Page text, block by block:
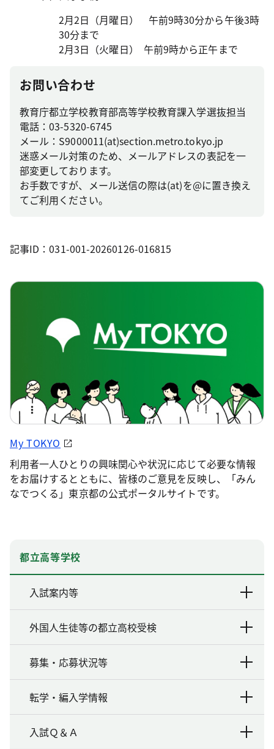
2月2日（月曜日） 午前9時30分から午後3時
30分まで
2月3日（火曜日） 午前9時から正午まで
お問い合わせ
教育庁都立学校教育部高等学校教育課入学選抜担当
電話：03-5320-6745
メール：S9000011(at)section.metro.tokyo.jp
迷惑メール対策のため、メールアドレスの表記を一
部変更しております。
お手数ですが、メール送信の際は(at)を@に置き換え
てご利用ください。
記事ID：031-001-20260126-016815
My TOKYO
利用者一人ひとりの興味関心や状況に応じて必要な情報
をお届けするとともに、皆様のご意見を反映し、「みん
なでつくる」東京都の公式ポータルサイトです。
都立高等学校
入試案内等
外国人生徒等の都立高校受検
募集・応募状況等
転学・編入学情報
入試Ｑ＆Ａ